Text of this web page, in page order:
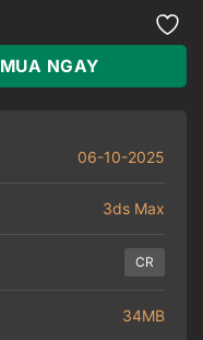
MUA NGAY
06-10-2025
3ds Max
CR
34MB